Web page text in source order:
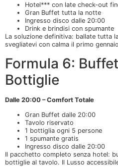
Hotel*** con late check-out
Gran Buffet tutta la notte
Ingresso disco dalle 20:00
Drink e brindisi con spumante
La soluzione definitiva: ballate tutta
svegliatevi con calma il primo
Formula 6:
Bottiglie
Dalle 20:00 – Comfort Totale
Gran Buffet dalle 20:00
Tavolo riservato
1 bottiglia ogni 5 persone
1 spumante gratis
Ingresso disco dalle 20:00
Il pacchetto completo senza hotel:
bottiglie al tavolo. Il Lusso